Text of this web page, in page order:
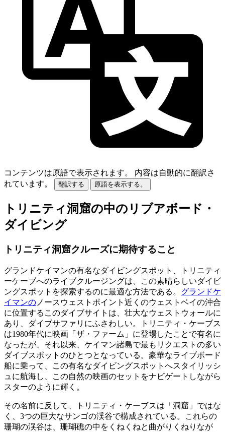
コンテンツは原語で表示されます。
内容は自動的に翻訳さ
れています。
翻訳する 原語を表示する。
トリニティ洞窟の中のリブアボード・
ダイビング
トリニティ洞窟クルーズに期待すること
グランドケイマンの有名なダイビングスポット、トリニティ
ーケーブへのライブクルージングは、この素晴らしいダイビ
ングスポットを探索するのに最適な方法である。 グランドケ
イマンの ノースウェストポイント近くのウェストベイの沖合
に位置するこのダイブサイトは、壮大なウェストウォールに
あり、ダイブサファリにふさわしい。トリニティ・ケーブス
は1980年代に映画「ザ・ファーム」に登場したことで有名に
なったが、それ以来、ケイマン諸島で最もリクエストの多い
ダイブスポットのひとつとなっている。豪華なライブボード
船に乗って、この有名なダイビングスポットへスタイリッシ
ュに航海し、この自然の映画のセットをナビゲートしながら
スターのように輝く。
その名前に反して、トリニティ・ケーブスは「洞窟」ではな
く、3つの巨大なサンゴの渓谷で構成されている。これらの
珊瑚の渓谷は、珊瑚礁の中をくねくねと曲がりくねりなが